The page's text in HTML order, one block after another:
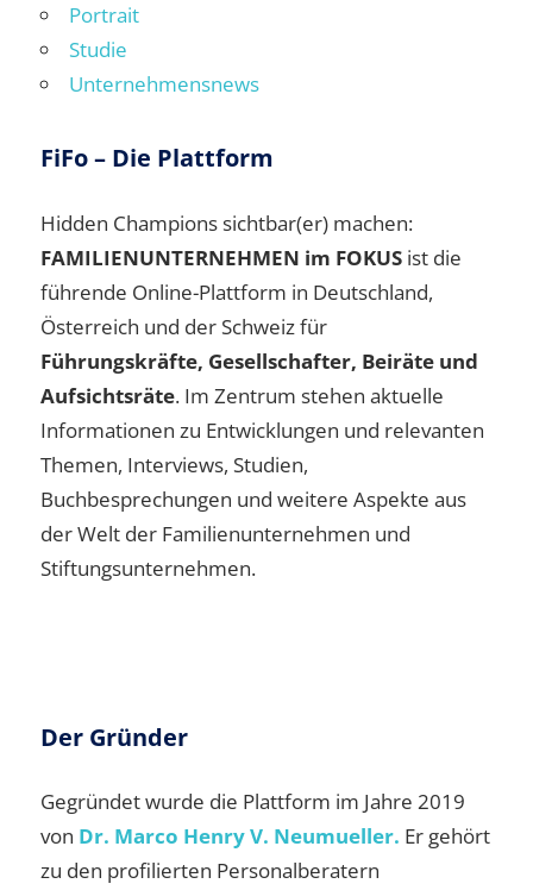
Portrait
Studie
Unternehmensnews
FiFo – Die Plattform
Hidden Champions sichtbar(er) machen:
FAMILIENUNTERNEHMEN im FOKUS ist die
führende Online-Plattform in Deutschland,
Österreich und der Schweiz für
Führungskräfte, Gesellschafter, Beiräte und
Aufsichtsräte. Im Zentrum stehen aktuelle
Informationen zu Entwicklungen und relevanten
Themen, Interviews, Studien,
Buchbesprechungen und weitere Aspekte aus
der Welt der Familienunternehmen und
Stiftungsunternehmen.
Der Gründer
Gegründet wurde die Plattform im Jahre 2019
von Dr. Marco Henry V. Neumueller. Er gehört
zu den profilierten Personalberatern